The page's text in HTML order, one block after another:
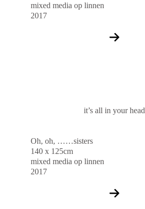
mixed media op linnen
2017
it’s all in your head
Oh, oh, ……sisters
140 x 125cm
mixed media op linnen
2017